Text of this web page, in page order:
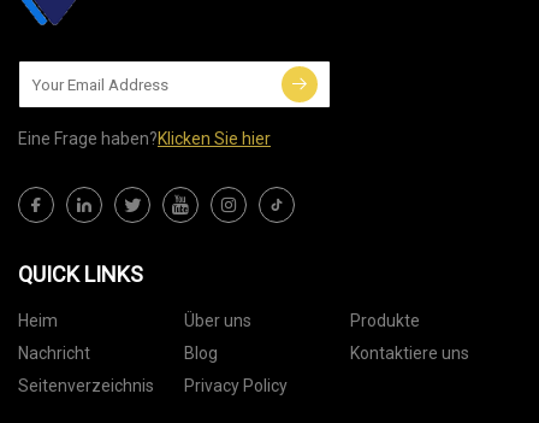
Eine Frage haben?Klicken Sie hier
QUICK LINKS
Heim Über uns
Produkte
Nachricht
Blog
Kontaktiere uns
Seitenverzeichnis
Privacy Policy